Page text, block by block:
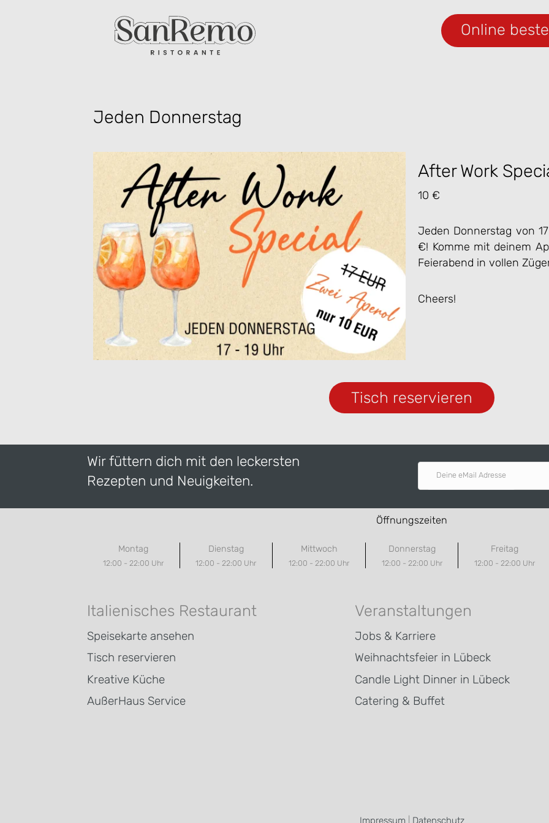
Online
Jeden Donnerstag
After Work
10 €
Jeden Donnerstag von
€! Komme mit deinem
Feierabend in vollen
Cheers!
Tisch reservieren
Wir füttern dich mit den leckersten
Rezepten und Neuigkeiten.
Deine eMail Adresse
Öffnungszeiten
Montag
12:00 - 22:00 Uhr
Dienstag
12:00 - 22:00 Uhr
Mittwoch
12:00 - 22:00 Uhr
Donnerstag
12:00 - 22:00 Uhr
Freitag
12:00 - 22:00 Uhr
Italienisches Restaurant
Speisekarte ansehen
Tisch reservieren
Kreative Küche
AußerHaus Service
Veranstaltungen
Jobs & Karriere
Weihnachtsfeier in Lübeck
Candle Light Dinner in Lübeck
Catering & Buffet
Impressum Datenschutz